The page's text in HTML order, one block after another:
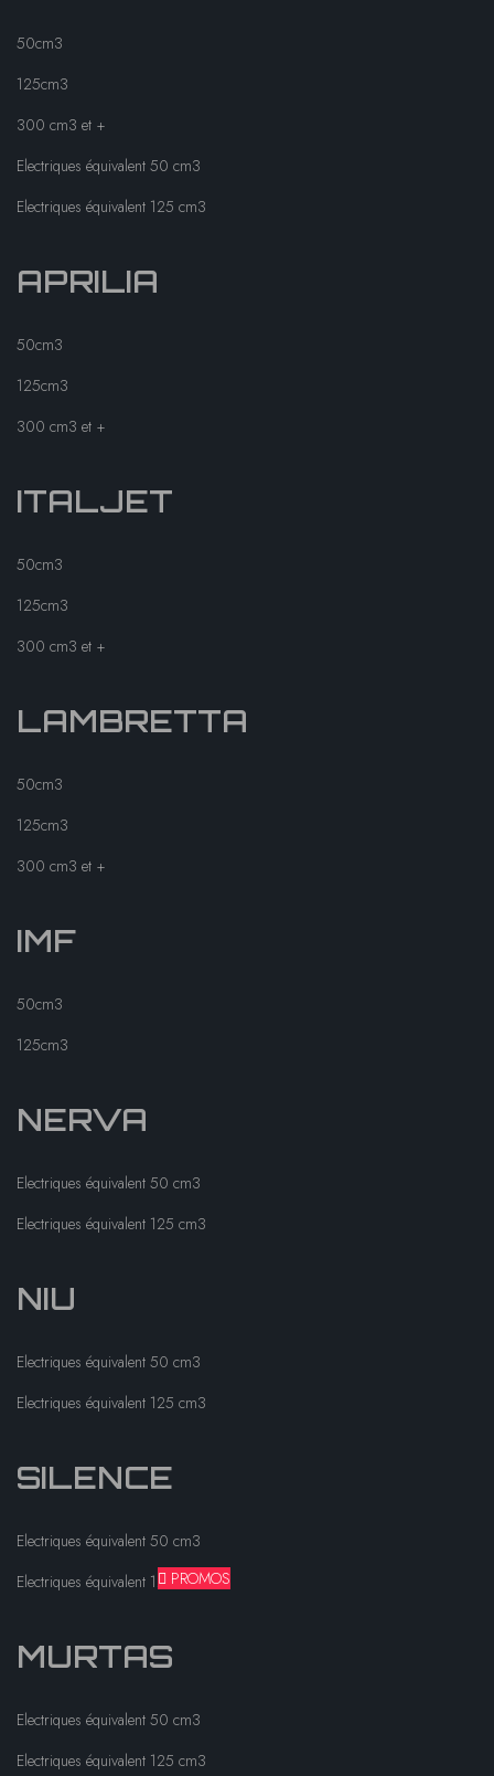
50cm3
125cm3
300 cm3 et +
Electriques équivalent 50 cm3
Electriques équivalent 125 cm3
APRILIA
50cm3
125cm3
300 cm3 et +
ITALJET
50cm3
125cm3
300 cm3 et +
LAMBRETTA
50cm3
125cm3
300 cm3 et +
IMF
50cm3
125cm3
NERVA
Electriques équivalent 50 cm3
Electriques équivalent 125 cm3
NIU
Electriques équivalent 50 cm3
Electriques équivalent 125 cm3
SILENCE
Electriques équivalent 50 cm3
Electriques équivalent 125 cm3
MURTAS
Electriques équivalent 50 cm3
Electriques équivalent 125 cm3
PROMOS